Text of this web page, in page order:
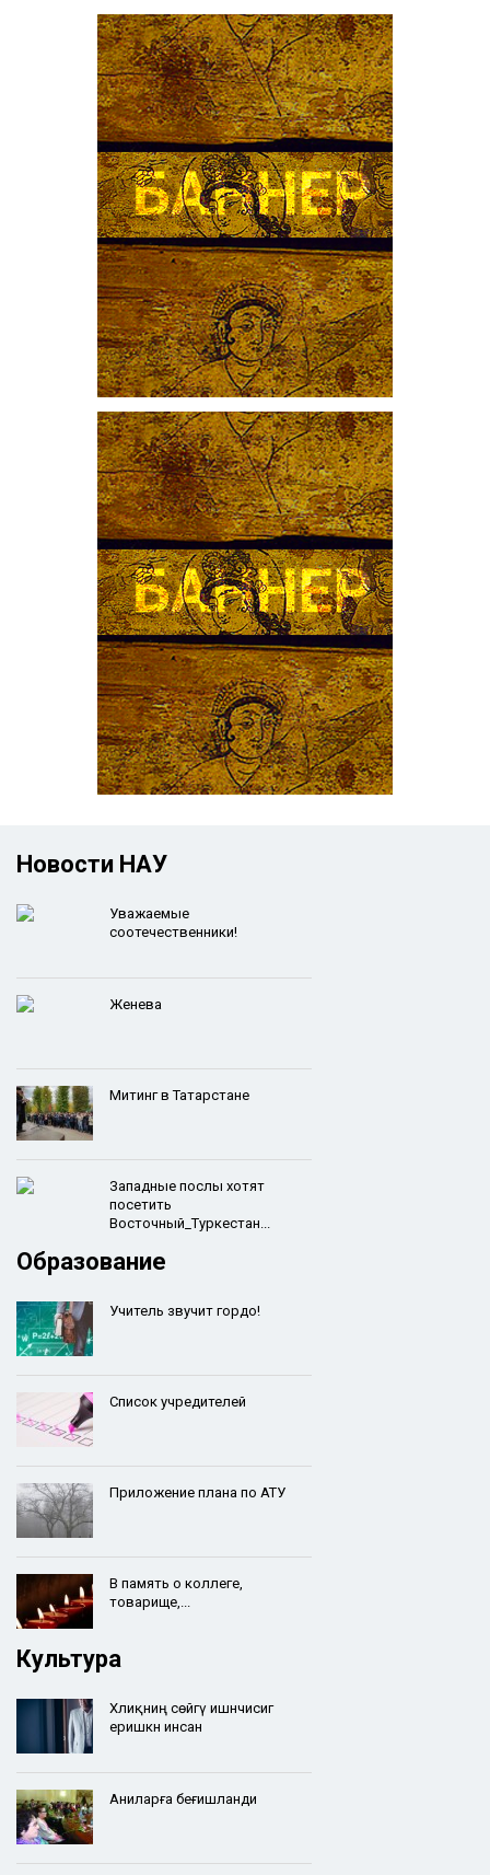
Новости НАУ
Уважаемые
соотечественники!
Женева
Митинг в Татарстане
Западные послы хотят
посетить
Восточный_Туркестан...
Образование
Учитель звучит гордо!
Список учредителей
Приложение плана по АТУ
В память о коллеге,
товарище,...
Культура
Хәлиқниң сөйгү ишәнчисигә
еришкән инсан
Аниларға беғишланди